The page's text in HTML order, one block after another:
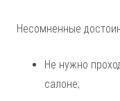
Несомненные
Не нужно
салоне;